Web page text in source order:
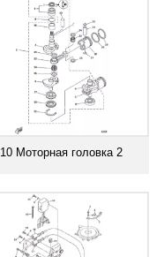
10 Моторная головка 2